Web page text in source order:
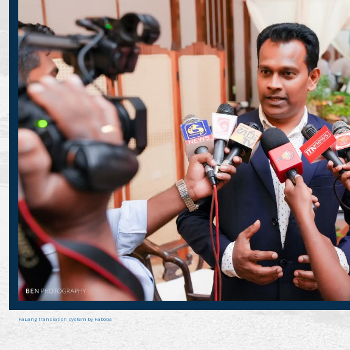
FaLang translation system by Faboba